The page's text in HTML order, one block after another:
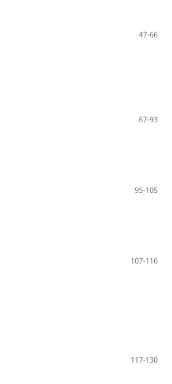
47-66
67-93
95-105
107-116
117-130